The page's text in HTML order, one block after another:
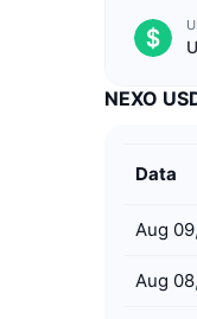
NEXO
Data
Aug
Aug